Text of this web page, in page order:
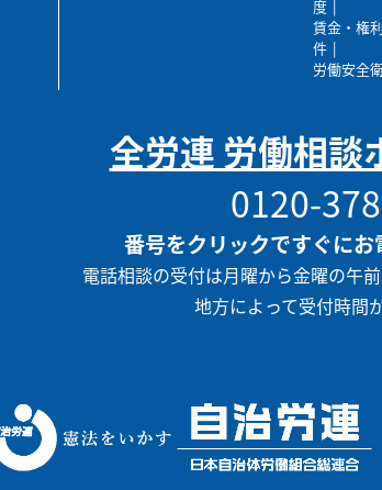
度
賃金・権
件
労働安全
全労連 労働相談
0120-
番号をクリックですぐにお
電話相談の受付は月曜から金曜の午
地方によって受付時間